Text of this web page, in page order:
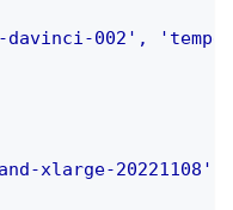
davinci-002',
xlarge-